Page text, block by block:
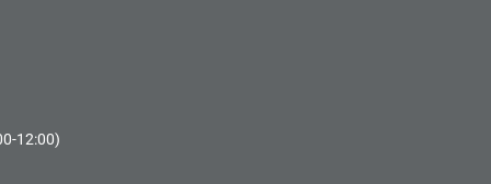
12:00)